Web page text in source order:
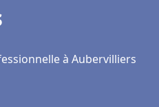
à Aubervilliers